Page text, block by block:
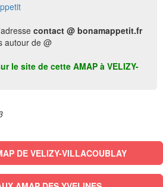
contact @ bonamappetit.fr
autour de @
le site de cette AMAP à VELIZY-
DE VELIZY-VILLACOUBLAY